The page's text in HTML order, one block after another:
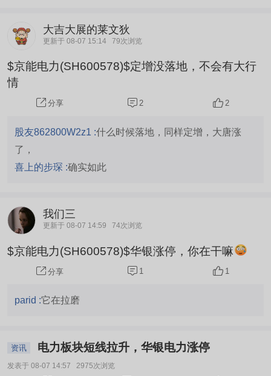
大吉大展的莱文狄
更新于 08-07 15:14 79次浏览
$京能电力(SH600578)$定增没落地，不会有大行
情
分享 2 2
股友862800W2z1 :什么时候落地，同样定增，大唐涨
了，
喜上的步琛 :确实如此
我们三
更新于 08-07 14:59 74次浏览
$京能电力(SH600578)$华银涨停，你在干嘛
分享 1 1
parid :它在拉磨
资讯 电力板块短线拉升，华银电力涨停
发表于 08-07 14:57 2975次浏览